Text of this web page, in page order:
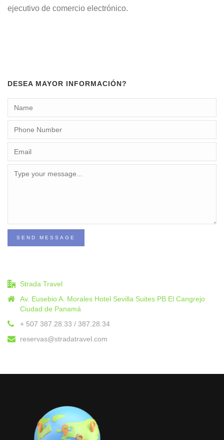
ejecutivo de comercio electrónico.
DESEA MAYOR INFORMACIÓN?
SEND MESSAGE
Strada Travel
Av. Eusebio A. Morales Hotel Sevilla Suites PB El Cangrejo
Ciudad de Panamá
+ 507 387.28.33 / 387.28.34
reservas@stradatravel.com